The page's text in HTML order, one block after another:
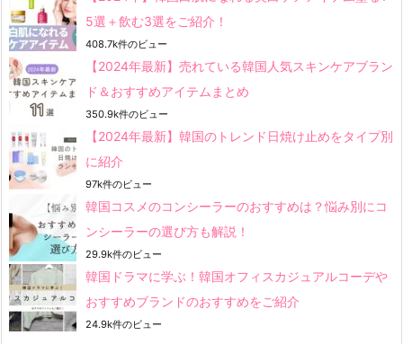
5選＋飲む3選をご紹介！
408.7k件のビュー
【2024年最新】売れている韓国人気スキンケアブラン
ド＆おすすめアイテムまとめ
350.9k件のビュー
【2024年最新】韓国のトレンド日焼け止めをタイプ別
に紹介
97k件のビュー
韓国コスメのコンシーラーのおすすめは？悩み別にコ
ンシーラーの選び方も解説！
29.9k件のビュー
韓国ドラマに学ぶ！韓国オフィスカジュアルコーデや
おすすめブランドのおすすめをご紹介
24.9k件のビュー